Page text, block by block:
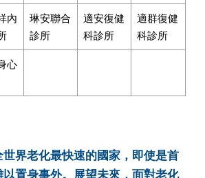
內
琳安聯合
診所
適安復健
科診所
適群復健
科診所
心
老化最快速的國家，即使是首
置身事外。展望未來，面對老化